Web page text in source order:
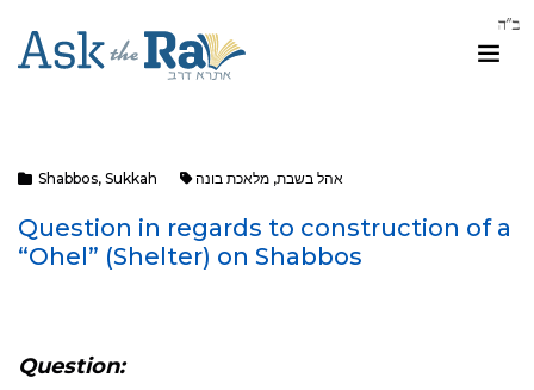
Shabbos, Sukkah אהל בשבת, מלאכת בונה
Question in regards to construction of a
“Ohel” (Shelter) on Shabbos
Question: